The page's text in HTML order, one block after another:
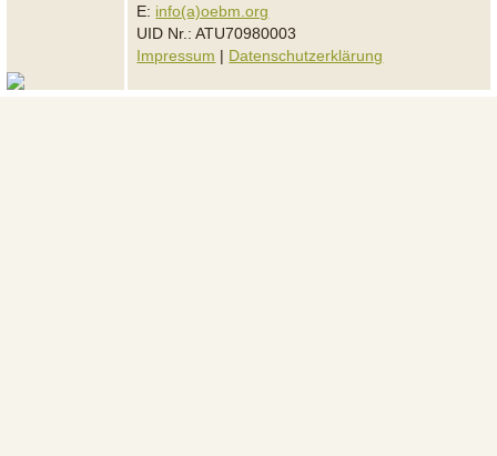
E: info(a)oebm.org
UID Nr.: ATU70980003
Impressum
Datenschutzerklärung